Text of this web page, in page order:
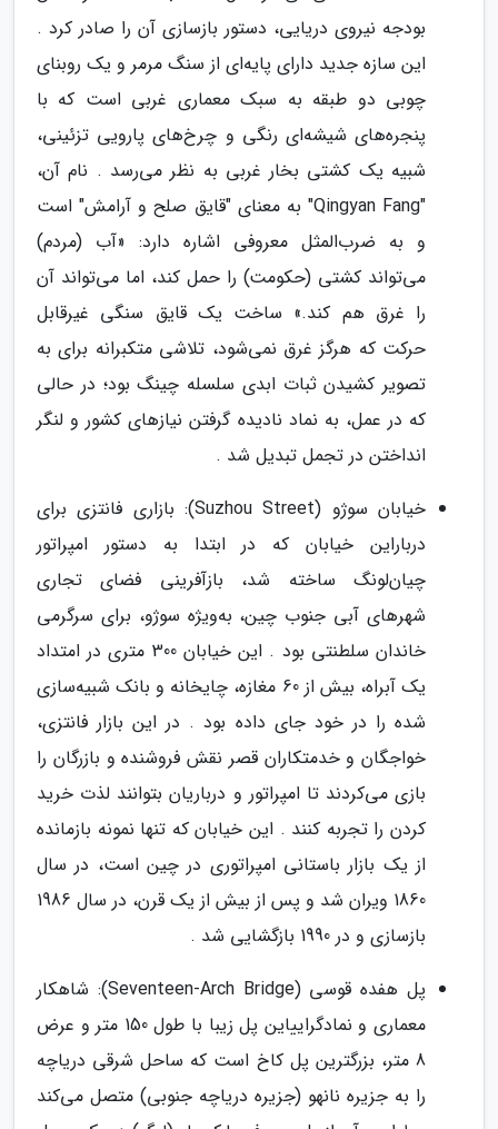
بودجه نیروی دریایی، دستور بازسازی آن را صادر کرد .
این سازه جدید دارای پایه‌ای از سنگ مرمر و یک روبنای
چوبی دو طبقه به سبک معماری غربی است که با
پنجره‌های شیشه‌ای رنگی و چرخ‌های پارویی تزئینی،
شبیه یک کشتی بخار غربی به نظر می‌رسد . نام آن،
"Qingyan Fang" به معنای "قایق صلح و آرامش" است
و به ضرب‌المثل معروفی اشاره دارد: «آب (مردم)
می‌تواند کشتی (حکومت) را حمل کند، اما می‌تواند آن
را غرق هم کند.» ساخت یک قایق سنگی غیرقابل
حرکت که هرگز غرق نمی‌شود، تلاشی متکبرانه برای به
تصویر کشیدن ثبات ابدی سلسله چینگ بود؛ در حالی
که در عمل، به نماد نادیده گرفتن نیازهای کشور و لنگر
انداختن در تجمل تبدیل شد .
خیابان سوژو (Suzhou Street): بازاری فانتزی برای
درباراین خیابان که در ابتدا به دستور امپراتور
چیان‌لونگ ساخته شد، بازآفرینی فضای تجاری
شهرهای آبی جنوب چین، به‌ویژه سوژو، برای سرگرمی
خاندان سلطنتی بود . این خیابان 300 متری در امتداد
یک آبراه، بیش از 60 مغازه، چایخانه و بانک شبیه‌سازی
شده را در خود جای داده بود . در این بازار فانتزی،
خواجگان و خدمتکاران قصر نقش فروشنده و بازرگان را
بازی می‌کردند تا امپراتور و درباریان بتوانند لذت خرید
کردن را تجربه کنند . این خیابان که تنها نمونه بازمانده
از یک بازار باستانی امپراتوری در چین است، در سال
1860 ویران شد و پس از بیش از یک قرن، در سال 1986
بازسازی و در 1990 بازگشایی شد .
پل هفده قوسی (Seventeen-Arch Bridge): شاهکار
معماری و نمادگراییاین پل زیبا با طول 150 متر و عرض
8 متر، بزرگترین پل کاخ است که ساحل شرقی دریاچه
را به جزیره نانهو (جزیره دریاچه جنوبی) متصل می‌کند